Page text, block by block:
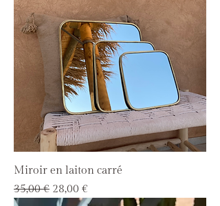
Miroir en laiton carré
Prix original
35,00 € Prix promotionnel
28,00 €